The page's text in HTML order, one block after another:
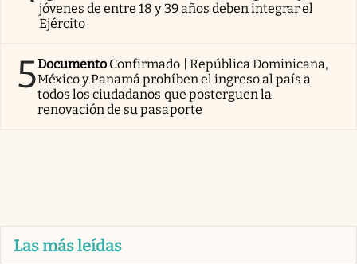
jóvenes de entre 18 y 39 años deben integrar el
Ejército
5Documento Confirmado | República Dominicana,
México y Panamá prohíben el ingreso al país a
todos los ciudadanos que posterguen la
renovación de su pasaporte
Las más leídas